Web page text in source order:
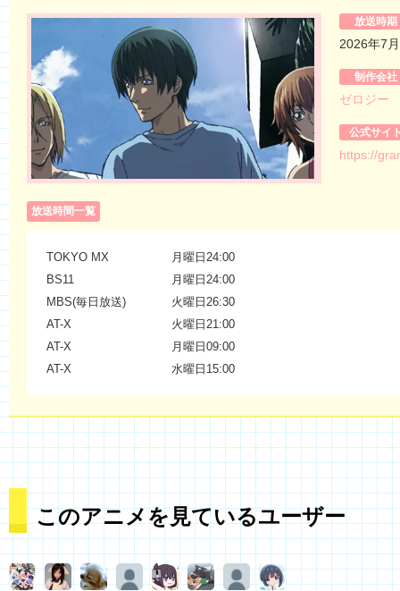
放送時期
2026年7
制作会社
ゼロジー
公式サイ
https://
放送時間一覧
TOKYO MX
月曜日24:00
BS11
月曜日24:00
MBS(毎日放送)
火曜日26:30
AT-X
火曜日21:00
AT-X
月曜日09:00
AT-X
水曜日15:00
このアニメを見ているユーザー